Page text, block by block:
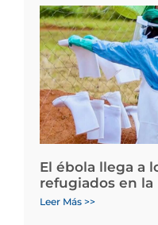
El ébola llega a
refugiados en la
Leer Más >>